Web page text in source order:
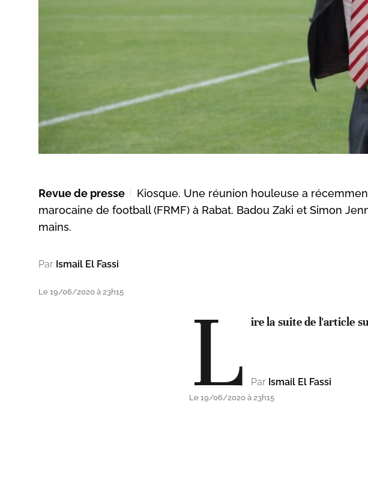
Revue de presse
Kiosque. Une réunion houleuse a
marocaine de football (FRMF) à Rabat. Badou Zaki et Simon
mains.
Par Ismail El Fassi
Le 19/06/2020 à 23h15 L ire la suite de l'article
Par Ismail El Fassi
Le 19/06/2020 à 23h15